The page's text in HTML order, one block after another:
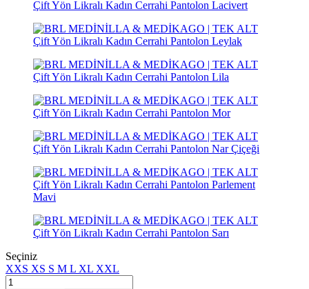
Seçiniz
XXS XS S M L XL XXL